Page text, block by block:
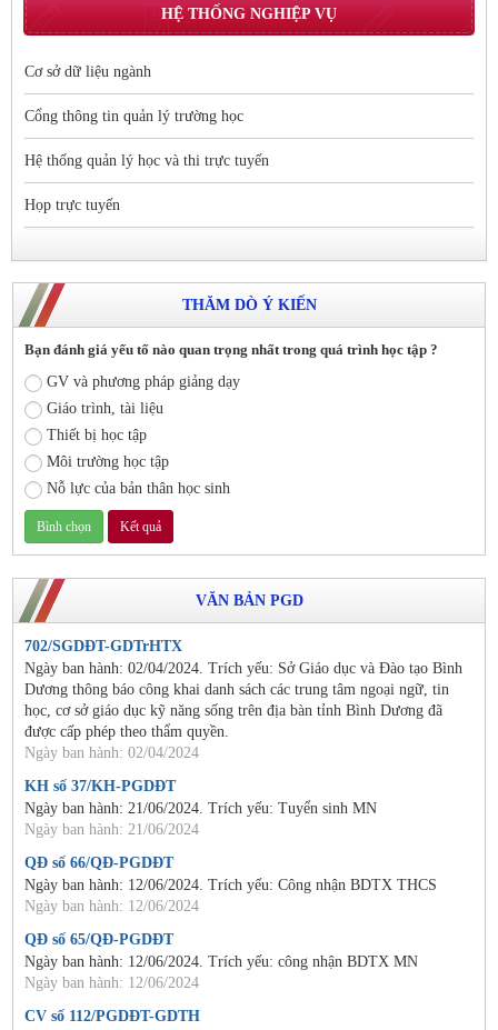
HỆ THỐNG NGHIỆP VỤ
Cơ sở dữ liệu ngành
Cổng thông tin quản lý trường học
Hệ thống quản lý học và thi trực tuyến
Họp trực tuyến
THĂM DÒ Ý KIẾN
Bạn đánh giá yếu tố nào quan trọng nhất trong quá trình học tập ?
GV và phương pháp giảng dạy
Giáo trình, tài liệu
Thiết bị học tập
Môi trường học tập
Nỗ lực của bản thân học sinh
VĂN BẢN PGD
702/SGDĐT-GDTrHTX
Ngày ban hành: 02/04/2024. Trích yếu: Sở Giáo dục và Đào tạo Bình
Dương thông báo công khai danh sách các trung tâm ngoại ngữ, tin
học, cơ sở giáo dục kỹ năng sống trên địa bàn tỉnh Bình Dương đã
được cấp phép theo thẩm quyền.
Ngày ban hành: 02/04/2024
KH số 37/KH-PGDĐT
Ngày ban hành: 21/06/2024. Trích yếu: Tuyển sinh MN
Ngày ban hành: 21/06/2024
QĐ số 66/QĐ-PGDĐT
Ngày ban hành: 12/06/2024. Trích yếu: Công nhận BDTX THCS
Ngày ban hành: 12/06/2024
QĐ số 65/QĐ-PGDĐT
Ngày ban hành: 12/06/2024. Trích yếu: công nhận BDTX MN
Ngày ban hành: 12/06/2024
CV số 112/PGDĐT-GDTH